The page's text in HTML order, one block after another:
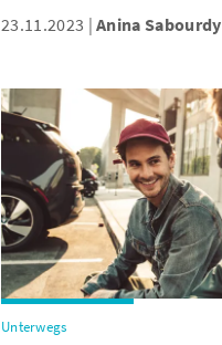
23.11.2023 Anina Sabourdy
Unterwegs